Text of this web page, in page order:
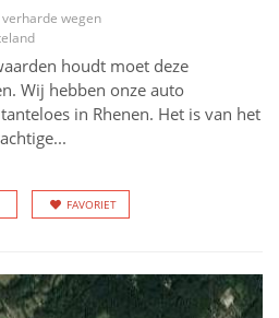
wegen
houdt moet deze
Wij hebben onze auto
in Rhenen. Het is van het
FAVORIET